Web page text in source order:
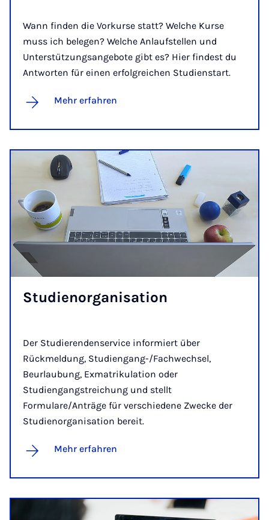
Wann finden die Vorkurse statt? Welche Kurse
muss ich belegen? Welche Anlaufstellen und
Unterstützungsangebote gibt es? Hier findest du
Antworten für einen erfolgreichen Studienstart.
Mehr erfahren
Stu­dien­or­ga­ni­sa­ti­on
Der Studierendenservice informiert über
Rückmeldung, Studiengang-/Fachwechsel,
Beurlaubung, Exmatrikulation oder
Studiengangstreichung und stellt
Formulare/Anträge für verschiedene Zwecke der
Studienorganisation bereit.
Mehr erfahren